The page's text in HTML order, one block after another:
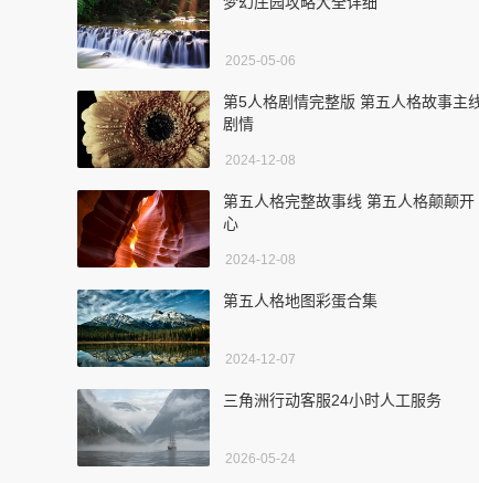
2025-05-06
第5人格剧情完整版 第五人格故事主
剧情
2024-12-08
第五人格完整故事线 第五人格颠颠开
心
2024-12-08
第五人格地图彩蛋合集
2024-12-07
三角洲行动客服24小时人工服务
2026-05-24